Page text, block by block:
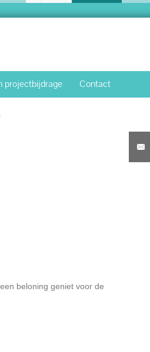
projectbijdrage Contact
beloning geniet voor de